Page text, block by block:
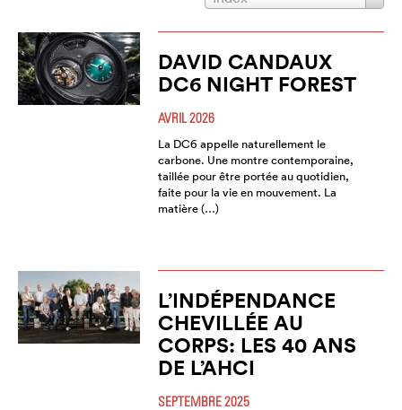
DAVID CANDAUX
DC6 NIGHT FOREST
AVRIL 2026
La DC6 appelle naturellement le
carbone. Une montre contemporaine,
taillée pour être portée au quotidien,
faite pour la vie en mouvement. La
matière (…)
L’INDÉPENDANCE
CHEVILLÉE AU
CORPS: LES 40 ANS
DE L’AHCI
SEPTEMBRE 2025